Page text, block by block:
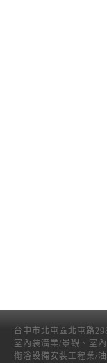
台中市北屯區北屯路
室內裝潢業/景觀、室
衛浴設備安裝工程業/